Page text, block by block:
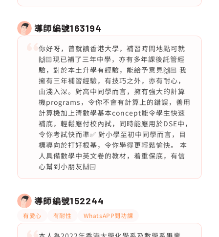
導師編號163194
你好呀，曾就讀香港大學，補習時間地點可就
🙌🏻現已補了三年中學，亦有多年課後託管經
驗，對於本土升學有經驗，能給予意見🙌🏻 我
擁有三年補習經驗，有技巧之外，亦有耐心，
由淺入深。對高中同學而言，擁有強大的計算
機programs，令你不會有計算上的錯誤，善用
計算機加上清數學基本concept能令學生快速
補底，輕鬆應付校內試，同時能應用於DSE中，
令你考試快而準✅ 對小學至初中同學而言，目
標導向於打好根基，令你學得更輕鬆愉快。 本
人具備數學中英文卷的教材，着重保底，有信
心幫到小朋友🙌🏻
導師編號152244
有愛心 有耐性 WhatsAPP問功課